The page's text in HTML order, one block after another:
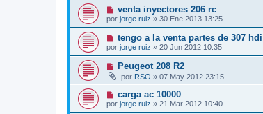
venta inyectores 206 rc
por jorge ruiz » 30 Ene 2013 13:25
tengo a la venta partes de 307 hdi
por jorge ruiz » 20 Jun 2012 10:35
Peugeot 208 R2
por RSO » 07 May 2012 23:15
carga ac 10000
por jorge ruiz » 21 Mar 2012 10:40